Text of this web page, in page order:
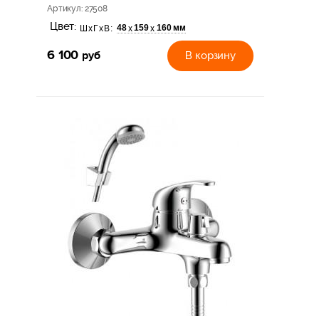
Артикул: 27508
Цвет: ШхГхВ: 48х 159х 160 мм
6 100 руб В корзину